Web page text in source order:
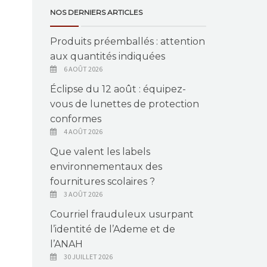
NOS DERNIERS ARTICLES
Produits préemballés : attention
aux quantités indiquées
6 AOÛT 2026
Éclipse du 12 août : équipez-
vous de lunettes de protection
conformes
4 AOÛT 2026
Que valent les labels
environnementaux des
fournitures scolaires ?
3 AOÛT 2026
Courriel frauduleux usurpant
l’identité de l’Ademe et de
l’ANAH
30 JUILLET 2026